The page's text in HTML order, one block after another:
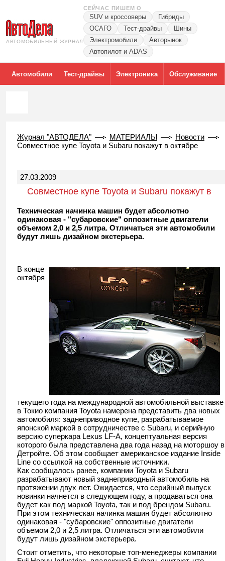
АВТОМОБИЛЬНЫЙ ЖУРНАЛ
СЕЙЧАС ПИШЕМ О
SUV и кроссоверы
Гибриды
ОСАГО
Тест-драйвы
Шины
Электромобили
Авторынок
Автопилот и ADAS
Автомобили Тест-драйвы Электроника Обслуживание
Журнал "АВТОДЕЛА" МАТЕРИАЛЫ
Новости
Совместное купе Toyota и Subaru покажут в октябре
27.03.2009
Совместное купе Toyota и Subaru покажут в
Техническая начинка машин будет абсолютно
одинаковая - "субаровские" оппозитные двигатели
объемом 2,0 и 2,5 литра. Отличаться эти автомобили
будут лишь дизайном экстерьера.
В конце
октября
текущего года на международной автомобильной выставке
в Токио компания Toyota намерена представить два новых
автомобиля: заднеприводное купе, разрабатываемое
японской маркой в сотрудничестве с Subaru, и серийную
версию суперкара Lexus LF-A, концептуальная версия
которого была представлена два года назад на моторшоу в
Детройте. Об этом сообщает американское издание Inside
Line со ссылкой на собственные источники.
Как сообщалось ранее, компании Toyota и Subaru
разрабатывают новый заднеприводный автомобиль на
протяжении двух лет. Ожидается, что серийный выпуск
новинки начнется в следующем году, а продаваться она
будет как под маркой Toyota, так и под брендом Subaru.
При этом техническая начинка машин будет абсолютно
одинаковая - "субаровские" оппозитные двигатели
объемом 2,0 и 2,5 литра. Отличаться эти автомобили
будут лишь дизайном экстерьера.
Стоит отметить, что некоторые топ-менеджеры компании